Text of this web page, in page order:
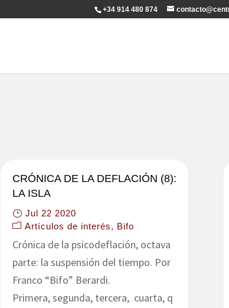
+34 914 480 874
CRÓNICA DE LA DEFLACIÓN (8):
LA ISLA
Jul 22 2020
Artículos de interés
Bifo
Crónica de la psicodeflación, octava
parte: la suspensión del tiempo. Por
Franco “Bifo” Berardi.
Primera, segunda, tercera, cuarta, q